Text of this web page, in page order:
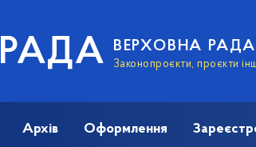
РАДА ВЕРХОВНА РАДА
Законопроєкти, проєкти
Архів Оформлення